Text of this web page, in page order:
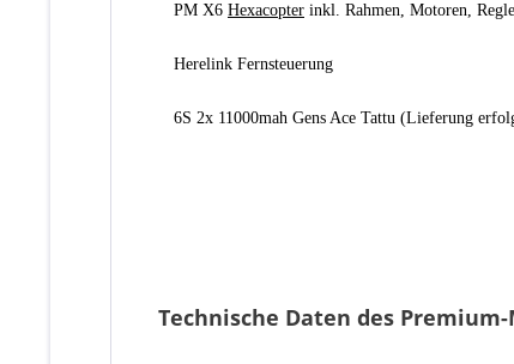
PM X6 Hexacopter inkl. Rahmen, Motoren,
Herelink Fernsteuerung
6S 2x 11000mah Gens Ace Tattu (Lieferung
Technische Daten des